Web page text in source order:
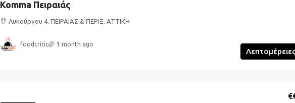
Komma Πειραιάς
Λυκούργου 4, ΠΕΙΡΑΙΑΣ & ΠΕΡΙΞ, ΑΤΤΙΚΗ
Λεπτομέρειες
foodcritic 1 month ago